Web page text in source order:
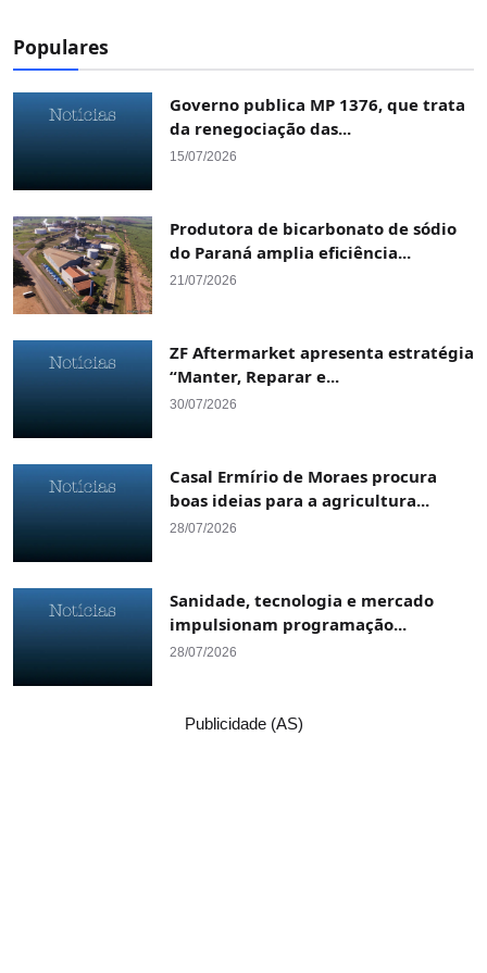
Populares
Governo publica MP 1376, que trata
da renegociação das...
15/07/2026
Produtora de bicarbonato de sódio
do Paraná amplia eficiência...
21/07/2026
ZF Aftermarket apresenta estratégia
“Manter, Reparar e...
30/07/2026
Casal Ermírio de Moraes procura
boas ideias para a agricultura...
28/07/2026
Sanidade, tecnologia e mercado
impulsionam programação...
28/07/2026
Publicidade (AS)